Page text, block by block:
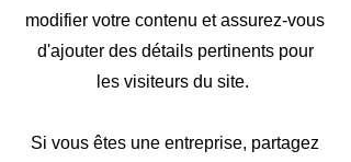
modifier votre contenu et assurez-vous
d'ajouter des détails pertinents pour
les visiteurs du site. ​
Si vous êtes une entreprise, partagez